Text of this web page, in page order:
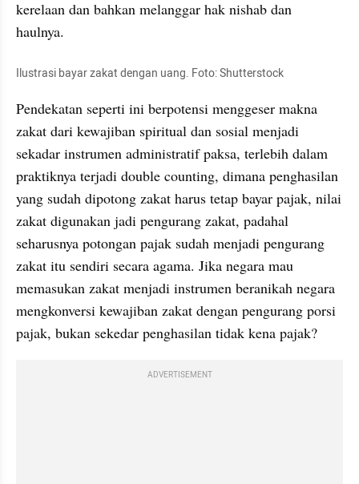
kerelaan dan bahkan melanggar hak nishab dan
haulnya.
Ilustrasi bayar zakat dengan uang. Foto: Shutterstock
Pendekatan seperti ini berpotensi menggeser makna
zakat dari kewajiban spiritual dan sosial menjadi
sekadar instrumen administratif paksa, terlebih dalam
praktiknya terjadi double counting, dimana penghasilan
yang sudah dipotong zakat harus tetap bayar pajak, nilai
zakat digunakan jadi pengurang zakat, padahal
seharusnya potongan pajak sudah menjadi pengurang
zakat itu sendiri secara agama. Jika negara mau
memasukan zakat menjadi instrumen beranikah negara
mengkonversi kewajiban zakat dengan pengurang porsi
pajak, bukan sekedar penghasilan tidak kena pajak?
ADVERTISEMENT